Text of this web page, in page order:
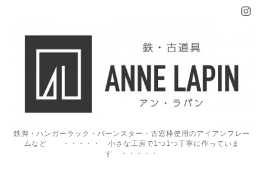
鉄脚・ハンガーラック・バーンスター・古窓枠使用のアイアンフレー
ムなど ・・・・・ 小さな工房で1つ1つ丁寧に作っていま
す ・・・・・